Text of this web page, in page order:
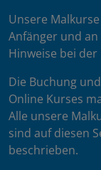
Unsere
Anfänger und
Hinweise bei
Die Buchung
Online Kurses
Alle unsere
sind auf diesen
beschrieben.